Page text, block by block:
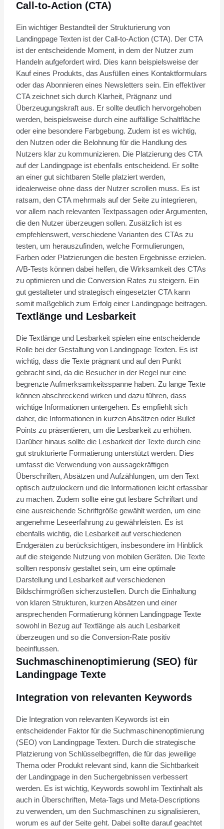
Call-to-Action (CTA)
Ein wichtiger Bestandteil der Strukturierung von
Landingpage Texten ist der Call-to-Action (CTA). Der CTA
ist der entscheidende Moment, in dem der Nutzer zum
Handeln aufgefordert wird. Dies kann beispielsweise der
Kauf eines Produkts, das Ausfüllen eines Kontaktformulars
oder das Abonnieren eines Newsletters sein. Ein effektiver
CTA zeichnet sich durch Klarheit, Prägnanz und
Überzeugungskraft aus. Er sollte deutlich hervorgehoben
werden, beispielsweise durch eine auffällige Schaltfläche
oder eine besondere Farbgebung. Zudem ist es wichtig,
den Nutzen oder die Belohnung für die Handlung des
Nutzers klar zu kommunizieren. Die Platzierung des CTA
auf der Landingpage ist ebenfalls entscheidend. Er sollte
an einer gut sichtbaren Stelle platziert werden,
idealerweise ohne dass der Nutzer scrollen muss. Es ist
ratsam, den CTA mehrmals auf der Seite zu integrieren,
vor allem nach relevanten Textpassagen oder Argumenten,
die den Nutzer überzeugen sollen. Zusätzlich ist es
empfehlenswert, verschiedene Varianten des CTAs zu
testen, um herauszufinden, welche Formulierungen,
Farben oder Platzierungen die besten Ergebnisse erzielen.
A/B-Tests können dabei helfen, die Wirksamkeit des CTAs
zu optimieren und die Conversion Rates zu steigern. Ein
gut gestalteter und strategisch eingesetzter CTA kann
somit maßgeblich zum Erfolg einer Landingpage beitragen.
Textlänge und Lesbarkeit
Die Textlänge und Lesbarkeit spielen eine entscheidende
Rolle bei der Gestaltung von Landingpage Texten. Es ist
wichtig, dass die Texte prägnant und auf den Punkt
gebracht sind, da die Besucher in der Regel nur eine
begrenzte Aufmerksamkeitsspanne haben. Zu lange Texte
können abschreckend wirken und dazu führen, dass
wichtige Informationen untergehen. Es empfiehlt sich
daher, die Informationen in kurzen Absätzen oder Bullet
Points zu präsentieren, um die Lesbarkeit zu erhöhen.
Darüber hinaus sollte die Lesbarkeit der Texte durch eine
gut strukturierte Formatierung unterstützt werden. Dies
umfasst die Verwendung von aussagekräftigen
Überschriften, Absätzen und Aufzählungen, um den Text
optisch aufzulockern und die Informationen leicht erfassbar
zu machen. Zudem sollte eine gut lesbare Schriftart und
eine ausreichende Schriftgröße gewählt werden, um eine
angenehme Leseerfahrung zu gewährleisten. Es ist
ebenfalls wichtig, die Lesbarkeit auf verschiedenen
Endgeräten zu berücksichtigen, insbesondere im Hinblick
auf die steigende Nutzung von mobilen Geräten. Die Texte
sollten responsiv gestaltet sein, um eine optimale
Darstellung und Lesbarkeit auf verschiedenen
Bildschirmgrößen sicherzustellen. Durch die Einhaltung
von klaren Strukturen, kurzen Absätzen und einer
ansprechenden Formatierung können Landingpage Texte
sowohl in Bezug auf Textlänge als auch Lesbarkeit
überzeugen und so die Conversion-Rate positiv
beeinflussen.
Suchmaschinenoptimierung (SEO) für
Landingpage Texte
Integration von relevanten Keywords
Die Integration von relevanten Keywords ist ein
entscheidender Faktor für die Suchmaschinenoptimierung
(SEO) von Landingpage Texten. Durch die strategische
Platzierung von Schlüsselbegriffen, die für das jeweilige
Thema oder Produkt relevant sind, kann die Sichtbarkeit
der Landingpage in den Suchergebnissen verbessert
werden. Es ist wichtig, Keywords sowohl im Textinhalt als
auch in Überschriften, Meta-Tags und Meta-Descriptions
zu verwenden, um den Suchmaschinen zu signalisieren,
worum es auf der Seite geht. Dabei sollte darauf geachtet